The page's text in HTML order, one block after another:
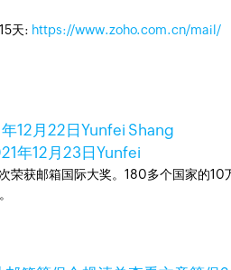
天: https://www.zoho.com.cn/mail/
12月22日Yunfei Shang
年12月23日Yunfei
荣获邮箱国际大奖。180多个国家的